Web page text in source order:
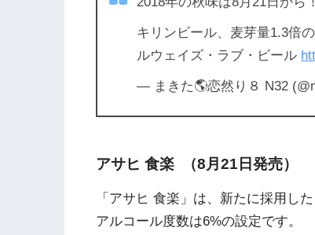
キリンビール、麦芽量1.3倍
ルウェイズ・ラブ・ビール
— まきた🌎恋然り８ N32
アサヒ 食楽 （8月21日発売）
「アサヒ 食楽」は、新たに採用し
アルコール度数は6%の設定です。